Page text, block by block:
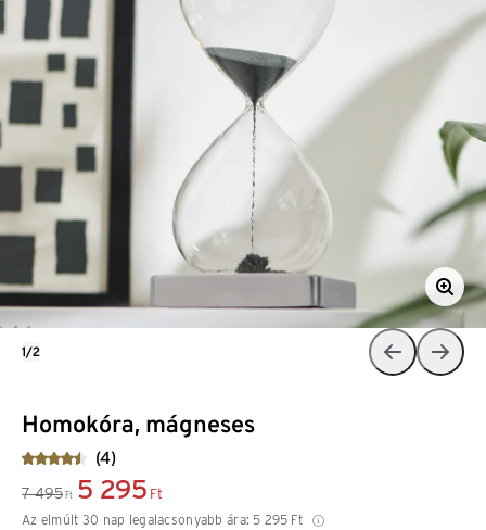
Homokóra, mágneses
(4)
7 495 Ft 5 295 Ft
Az elmúlt 30 nap legalacsonyabb ára: 5 295 Ft
1/2